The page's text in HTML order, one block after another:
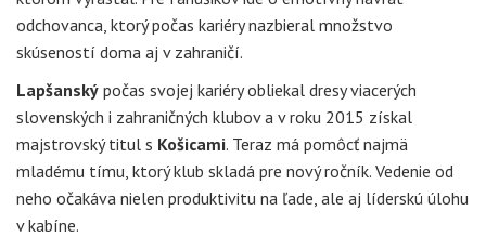
odchovanca, ktorý počas kariéry nazbieral množstvo
skúseností doma aj v zahraničí.
Lapšanský počas svojej kariéry obliekal dresy viacerých
slovenských i zahraničných klubov a v roku 2015 získal
majstrovský titul s Košicami. Teraz má pomôcť najmä
mladému tímu, ktorý klub skladá pre nový ročník. Vedenie od
neho očakáva nielen produktivitu na ľade, ale aj líderskú úlohu
v kabíne.